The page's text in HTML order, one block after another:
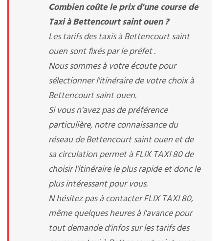
Combien coûte le prix d'une course de
Taxi à Bettencourt saint ouen ?
Les tarifs des taxis à Bettencourt saint
ouen sont fixés par le préfet .
Nous sommes à votre écoute pour
sélectionner l'itinéraire de votre choix à
Bettencourt saint ouen.
Si vous n'avez pas de préférence
particulière, notre connaissance du
réseau de Bettencourt saint ouen et de
sa circulation permet à FLIX TAXI 80 de
choisir l'itinéraire le plus rapide et donc le
plus intéressant pour vous.
N hésitez pas à contacter FLIX TAXI 80,
même quelques heures à l'avance pour
tout demande d'infos sur les tarifs des